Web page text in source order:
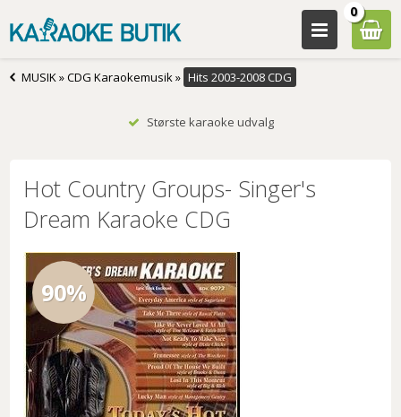
0
MUSIK»CDG Karaokemusik» Hits 2003-2008 CDG
Største karaoke udvalg
Hot Country Groups- Singer's
Dream Karaoke CDG
90%